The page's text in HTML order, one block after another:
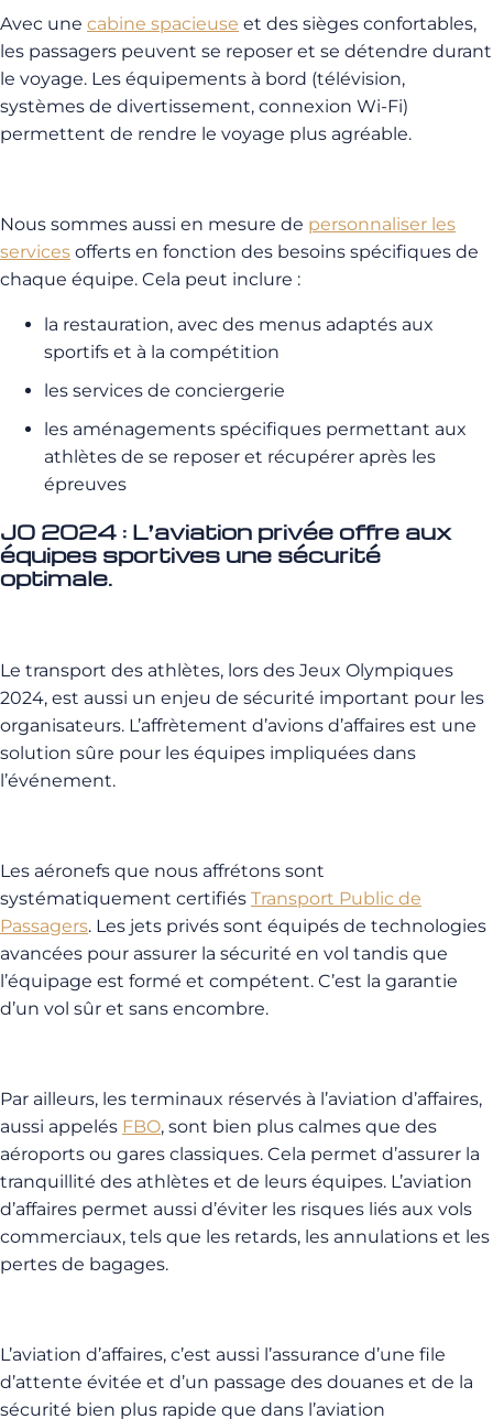
Avec une cabine spacieuse et des sièges confortables,
les passagers peuvent se reposer et se détendre durant
le voyage. Les équipements à bord (télévision,
systèmes de divertissement, connexion Wi-Fi)
permettent de rendre le voyage plus agréable.
Nous sommes aussi en mesure de personnaliser les
services offerts en fonction des besoins spécifiques de
chaque équipe. Cela peut inclure :
la restauration, avec des menus adaptés aux
sportifs et à la compétition
les services de conciergerie
les aménagements spécifiques permettant aux
athlètes de se reposer et récupérer après les
épreuves
J0 2024 : L’aviation privée offre aux
équipes sportives une sécurité
optimale.
Le transport des athlètes, lors des Jeux Olympiques
2024, est aussi un enjeu de sécurité important pour les
organisateurs. L’affrètement d’avions d’affaires est une
solution sûre pour les équipes impliquées dans
l’événement.
Les aéronefs que nous affrétons sont
systématiquement certifiés Transport Public de
Passagers. Les jets privés sont équipés de technologies
avancées pour assurer la sécurité en vol tandis que
l’équipage est formé et compétent. C’est la garantie
d’un vol sûr et sans encombre.
Par ailleurs, les terminaux réservés à l’aviation d’affaires,
aussi appelés FBO, sont bien plus calmes que des
aéroports ou gares classiques. Cela permet d’assurer la
tranquillité des athlètes et de leurs équipes. L’aviation
d’affaires permet aussi d’éviter les risques liés aux vols
commerciaux, tels que les retards, les annulations et les
pertes de bagages.
L’aviation d’affaires, c’est aussi l’assurance d’une file
d’attente évitée et d’un passage des douanes et de la
sécurité bien plus rapide que dans l’aviation